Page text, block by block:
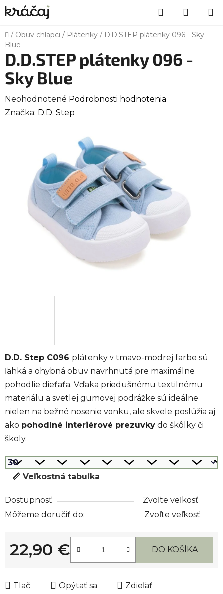
Prejsť
na
obsah
Hľadať
KOŠÍK
Domov
/ Obuv chlapci / Plátenky / D.D.STEP plátenky 096 - Sky
Blue
D.D. Step C096 plátenky v tmavo-modrej farbe sú
ľahká a ohybná obuv navrhnutá pre maximálne
pohodlie dieťaťa. Vďaka priedušnému textilnému
materiálu a svetlej gumovej podrážke sú ideálne
nielen na bežné nosenie vonku, ale skvele poslúžia aj
ako pohodlné interiérové prezuvky do škôlky či
školy.
📏 Veľkostná tabuľka
Dostupnosť
Zvoľte veľkosť
Môžeme doručiť do:
Zvoľte veľkosť
22,90 €
Jednotková cena:
DO KOŠÍKA
Tlač Opýtať sa Zdieľať
D.D.STEP plátenky 096 -
Sky Blue
Priemerné
hodnotenie
hviezdičiek.
Neohodnotené Podrobnosti hodnotenia
Značka: D.D. Step